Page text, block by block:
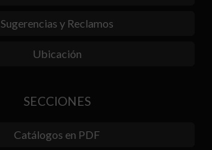
Sugerencias y Reclamos
Ubicación
SECCIONES
Catálogos en PDF